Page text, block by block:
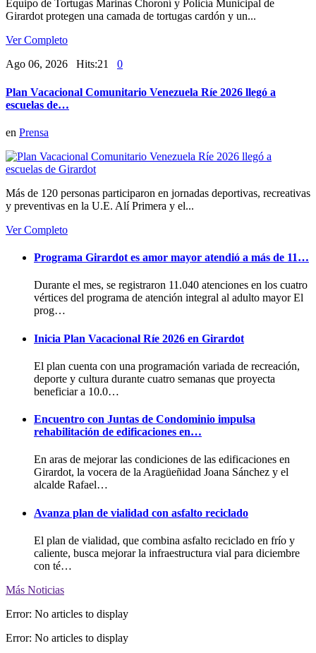
Equipo de Tortugas Marinas Choroní y Policía Municipal de
Girardot protegen una camada de tortugas cardón y un...
Ver Completo
Ago 06, 2026 Hits:21
0
Plan Vacacional Comunitario Venezuela Ríe 2026 llegó a
escuelas de…
en Prensa
Más de 120 personas participaron en jornadas deportivas, recreativas
y preventivas en la U.E. Alí Primera y el...
Ver Completo
Programa Girardot es amor mayor atendió a más de 11…
Durante el mes, se registraron 11.040 atenciones en los cuatro
vértices del programa de atención integral al adulto mayor El
prog…
Inicia Plan Vacacional Ríe 2026 en Girardot
El plan cuenta con una programación variada de recreación,
deporte y cultura durante cuatro semanas que proyecta
beneficiar a 10.0…
Encuentro con Juntas de Condominio impulsa
rehabilitación de edificaciones en…
En aras de mejorar las condiciones de las edificaciones en
Girardot, la vocera de la Aragüeñidad Joana Sánchez y el
alcalde Rafael…
Avanza plan de vialidad con asfalto reciclado
El plan de vialidad, que combina asfalto reciclado en frío y
caliente, busca mejorar la infraestructura vial para diciembre
con té…
Más Noticias
Error: No articles to display
Error: No articles to display